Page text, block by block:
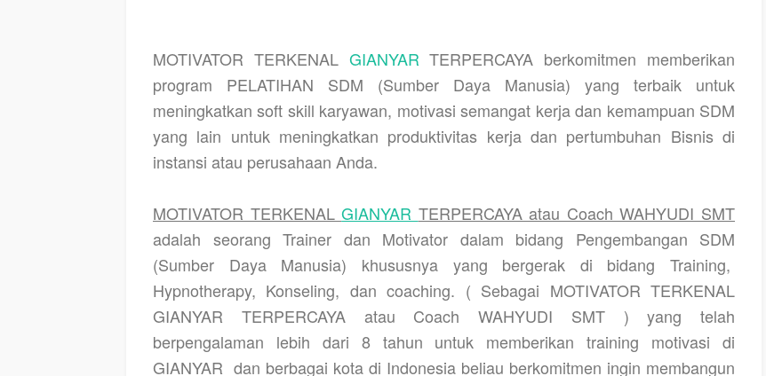
MOTIVATOR TERKENAL GIANYARTERPERCAYA berkomitmen memberikan
program PELATIHAN SDM (Sumber Daya Manusia) yang terbaik untuk
meningkatkan soft skill karyawan, motivasi semangat kerja dan kemampuan SDM
yang lain untuk meningkatkan produktivitas kerja dan pertumbuhan Bisnis di
instansi atau perusahaan Anda.
MOTIVATOR TERKENALGIANYAR TERPERCAYA atau Coach WAHYUDI SMT
adalah seorang Trainer dan Motivator dalam bidang Pengembangan SDM
(Sumber Daya Manusia) khususnya yang bergerak di bidang Training,
Hypnotherapy, Konseling, dan coaching. ( Sebagai MOTIVATOR TERKENAL
GIANYAR TERPERCAYA atau Coach WAHYUDI SMT ) yang telah
berpengalaman lebih dari 8 tahun untuk memberikan training motivasi di
GIANYAR dan berbagai kota di Indonesia beliau berkomitmen ingin membangun